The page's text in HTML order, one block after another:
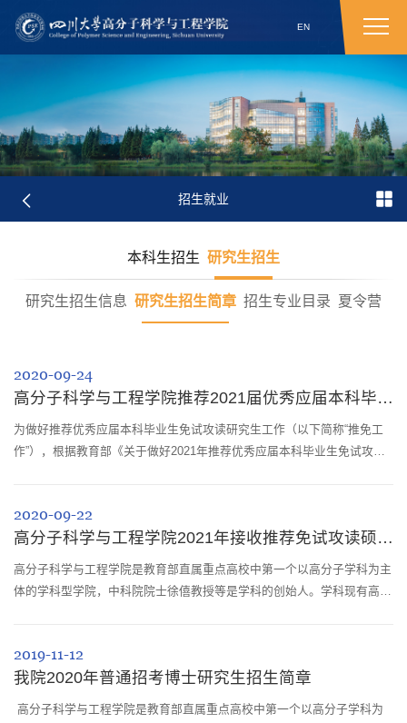
EN
招生就业
本科生招生 研究生招生
研究生招生信息 研究生招生简章 招生专业目录 夏令营
2020-09-24
高分子科学与工程学院推荐2021届优秀应届本科毕业生免试攻读研究生工作实施细则
为做好推荐优秀应届本科毕业生免试攻读研究生工作（以下简称“推免工
作”），根据教育部《关于做好2021年推荐优秀应届本科毕业生免试攻读
川大学推荐优秀应届本科毕业生免试攻读研究生的管理办法》（川大教
〔2020〕56号）的要求，坚持"公开、公平、公正"，全面考查、择优选拔
的原则，特制定我...
2020-09-22
高分子科学与工程学院2021年接收推荐免试攻读硕士学位研究生和直接攻读博士学位研...
高分子科学与工程学院是教育部直属重点高校中第一个以高分子学科为主
体的学科型学院，中科院院士徐僖教授等是学科的创始人。学科现有高分
实验室等教学科研机构。现有在岗教职工227人，其中专任教师156人，
实验技术人员22人；其中教授/研究员75人，副教授/副研究员65人，高级
工程师/高级实验...
2019-11-12
我院2020年普通招考博士研究生招生简章
高分子科学与工程学院是教育部直属重点高校中第一个以高分子学科为